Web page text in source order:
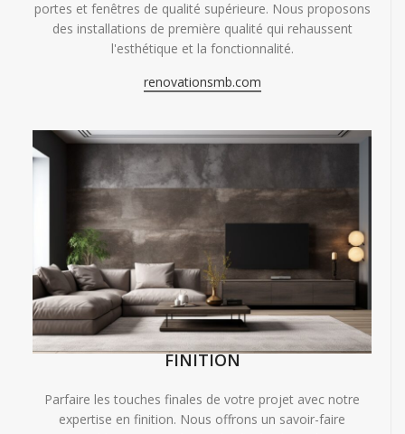
portes et fenêtres de qualité supérieure. Nous proposons
des installations de première qualité qui rehaussent
l'esthétique et la fonctionnalité.
renovationsmb.com
FINITION
Parfaire les touches finales de votre projet avec notre
expertise en finition. Nous offrons un savoir-faire